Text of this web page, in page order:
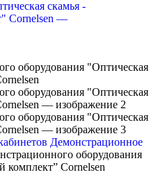
Демонстрационное
оборудования
комплект” Cornelsen